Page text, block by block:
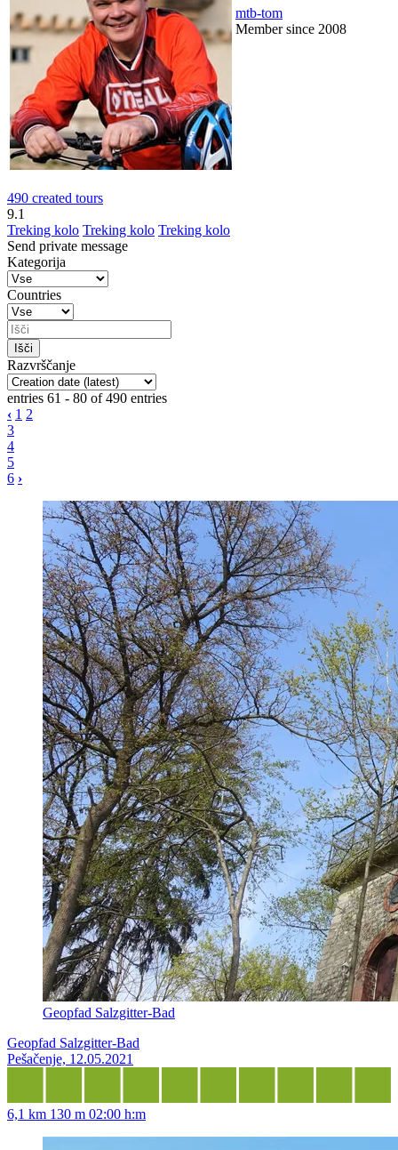
mtb-tom
Member since 2008
490 created tours
9.1
Treking kolo Treking kolo Treking kolo
Send private message
Kategorija
Countries
Razvrščanje
entries 61 - 80 of 490 entries
‹ 1 2
3
4
5
6 ›
Geopfad Salzgitter-Bad
Geopfad Salzgitter-Bad
Pešačenje, 12.05.2021
6,1 km 130 m 02:00 h:m